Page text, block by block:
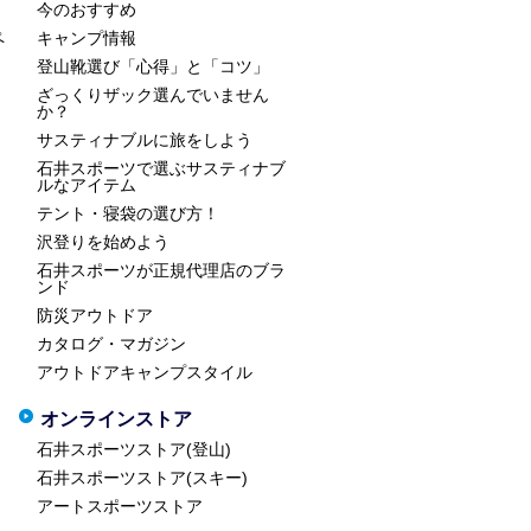
今のおすすめ
キャンプ情報
登山靴選び「心得」と「コツ」
ざっくりザック選んでいません
か？
サスティナブルに旅をしよう
石井スポーツで選ぶサスティナブ
ルなアイテム
テント・寝袋の選び方！
沢登りを始めよう
石井スポーツが正規代理店のブラ
ンド
防災アウトドア
カタログ・マガジン
アウトドアキャンプスタイル
オンラインストア
石井スポーツストア(登山)
石井スポーツストア(スキー)
アートスポーツストア